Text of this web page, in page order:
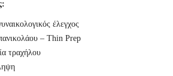
έλεγχος
– Thin Prep
τραχήλου